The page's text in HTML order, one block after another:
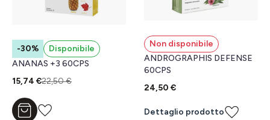
-30%
Disponibile
ANANAS +3 60CPS
15,74 €22,50 €
Aggiungi al carrello
Non disponibile
ANDROGRAPHIS DEFENSE
60CPS
24,50 €
Dettaglio prodotto